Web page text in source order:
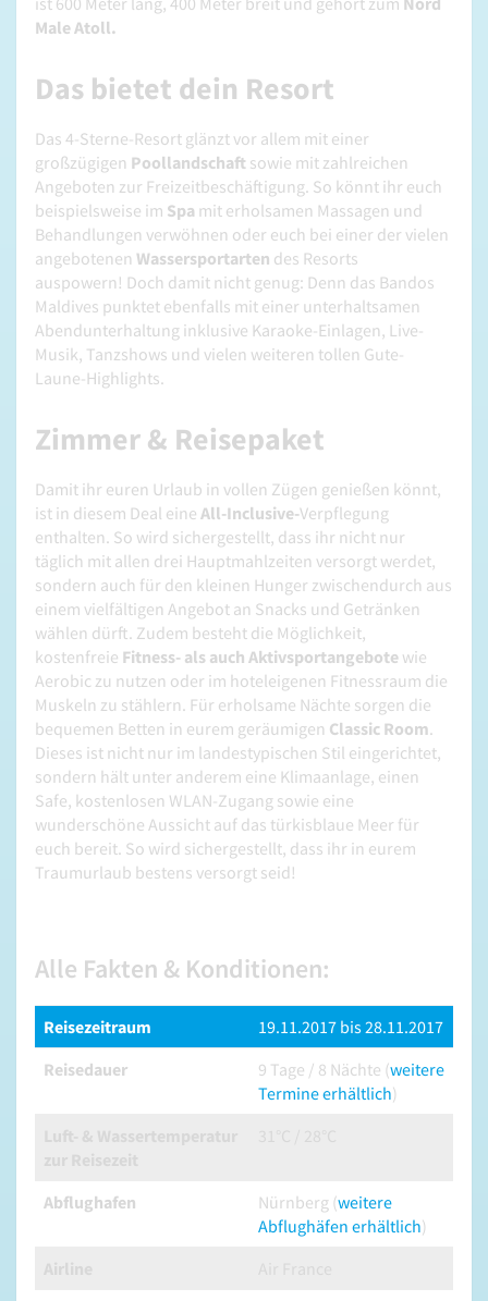
Male Atoll.
Das bietet dein Resort
Das 4-Sterne-Resort glänzt vor allem mit einer
großzügigen Poollandschaft sowie mit zahlreichen
Angeboten zur Freizeitbeschäftigung. So könnt ihr euch
beispielsweise im Spa mit erholsamen Massagen und
Behandlungen verwöhnen oder euch bei einer der vielen
angebotenen Wassersportarten des Resorts
auspowern! Doch damit nicht genug: Denn das Bandos
Maldives punktet ebenfalls mit einer unterhaltsamen
Abendunterhaltung inklusive Karaoke-Einlagen, Live-
Musik, Tanzshows und vielen weiteren tollen Gute-
Laune-Highlights.
Zimmer & Reisepaket
Damit ihr euren Urlaub in vollen Zügen genießen könnt,
ist in diesem Deal eine All-Inclusive-Verpflegung
enthalten. So wird sichergestellt, dass ihr nicht nur
täglich mit allen drei Hauptmahlzeiten versorgt werdet,
sondern auch für den kleinen Hunger zwischendurch aus
einem vielfältigen Angebot an Snacks und Getränken
wählen dürft. Zudem besteht die Möglichkeit,
kostenfreie Fitness- als auch Aktivsportangebote wie
Aerobic zu nutzen oder im hoteleigenen Fitnessraum die
Muskeln zu stählern. Für erholsame Nächte sorgen die
bequemen Betten in eurem geräumigen Classic Room
Dieses ist nicht nur im landestypischen Stil eingerichtet,
sondern hält unter anderem eine Klimaanlage, einen
Safe, kostenlosen WLAN-Zugang sowie eine
wunderschöne Aussicht auf das türkisblaue Meer für
euch bereit. So wird sichergestellt, dass ihr in eurem
Traumurlaub bestens versorgt seid!
Alle Fakten & Konditionen:
Reisezeitraum
19.11.2017 bis 28.11.2017
Reisedauer
9 Tage / 8 Nächte (weitere
Termine erhältlich)
Abflughafen Nürnberg (weitere
Abflughäfen erhältlich)